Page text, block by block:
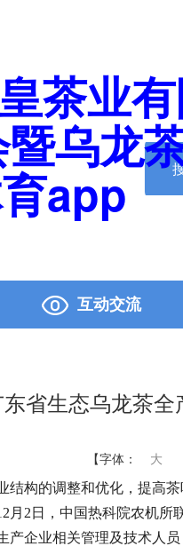
茶业
乌龙
app
互动交流
省生态乌龙茶
【字体： 大
构的调整和优化，提高
2日，中国热科院农机
企业相关管理及技术人